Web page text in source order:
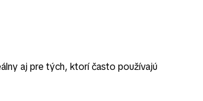
aj pre tých, ktorí často používajú